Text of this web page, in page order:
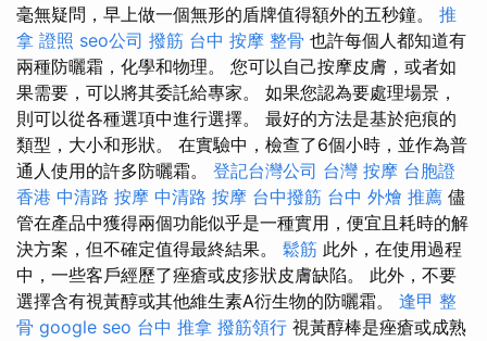
毫無疑問，早上做一個無形的盾牌值得額外的五秒鐘。 推
拿 證照 seo公司 撥筋 台中 按摩 整骨 也許每個人都知道有
兩種防曬霜，化學和物理。 您可以自己按摩皮膚，或者如
果需要，可以將其委託給專家。 如果您認為要處理場景，
則可以從各種選項中進行選擇。 最好的方法是基於疤痕的
類型，大小和形狀。 在實驗中，檢查了6個小時，並作為普
通人使用的許多防曬霜。 登記台灣公司 台灣 按摩 台胞證
香港 中清路 按摩 中清路 按摩 台中撥筋 台中 外燴 推薦 儘
管在產品中獲得兩個功能似乎是一種實用，便宜且耗時的解
決方案，但不確定值得最終結果。 鬆筋 此外，在使用過程
中，一些客戶經歷了痤瘡或皮疹狀皮膚缺陷。 此外，不要
選擇含有視黃醇或其他維生素A衍生物的防曬霜。 逢甲 整
骨 google seo 台中 推拿 撥筋領行 視黃醇棒是痤瘡或成熟